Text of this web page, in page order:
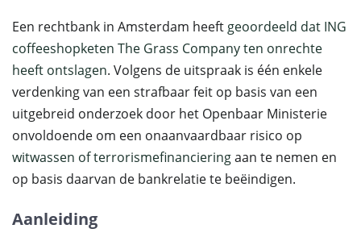
Een rechtbank in Amsterdam heeft geoordeeld dat ING
coffeeshopketen The Grass Company ten onrechte
heeft ontslagen. Volgens de uitspraak is één enkele
verdenking van een strafbaar feit op basis van een
uitgebreid onderzoek door het Openbaar Ministerie
onvoldoende om een ​​onaanvaardbaar risico op
witwassen of terrorismefinancieringaan te nemen en
op basis daarvan de bankrelatie te beëindigen.
Aanleiding